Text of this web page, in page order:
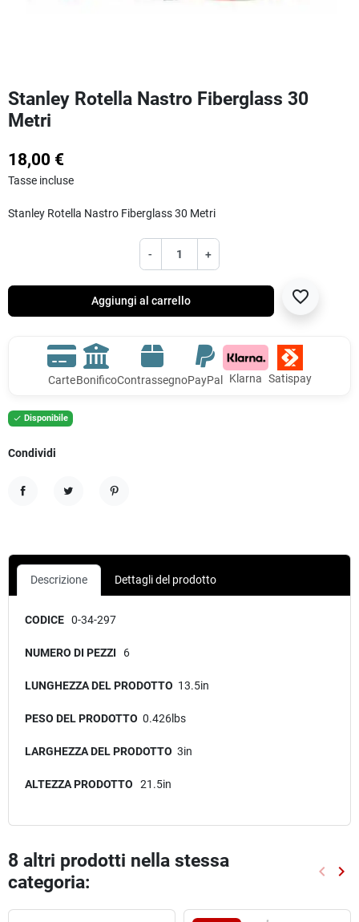
Stanley Rotella Nastro Fiberglass 30
Metri
18,00 €
Tasse incluse
Stanley Rotella Nastro Fiberglass 30 Metri
- +
Aggiungi al carrello favorite_border
CarteBonificoContrassegnoPayPal Klarna Satispay
 Disponibile
Condividi
Descrizione Dettagli del prodotto
CODICE 0-34-297
NUMERO DI PEZZI 6
LUNGHEZZA DEL PRODOTTO 13.5in
PESO DEL PRODOTTO 0.426lbs
LARGHEZZA DEL PRODOTTO 3in
ALTEZZA PRODOTTO 21.5in
8 altri prodotti nella stessa
categoria:
keyboard_arrow_left keyboard_arrow_right